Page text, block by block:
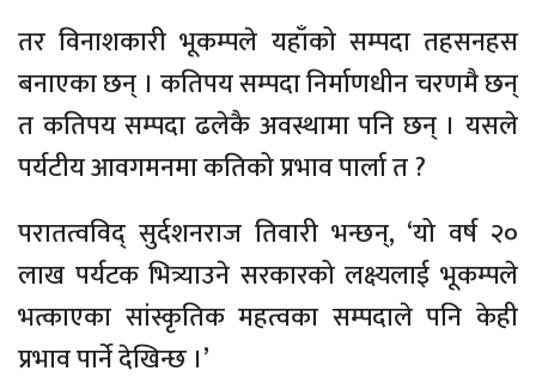
तर विनाशकारी भूकम्पले यहाँको सम्पदा तहसनहस
बनाएका छन् । कतिपय सम्पदा निर्माणधीन चरणमै छन्
त कतिपय सम्पदा ढलेकै अवस्थामा पनि छन् । यसले
पर्यटीय आवगमनमा कतिको प्रभाव पार्ला त ?
परातत्वविद् सुर्दशनराज तिवारी भन्छन्, ‘यो वर्ष २०
लाख पर्यटक भित्र्याउने सरकारको लक्ष्यलाई भूकम्पले
भत्काएका सांस्कृतिक महत्वका सम्पदाले पनि केही
प्रभाव पार्ने देखिन्छ ।’